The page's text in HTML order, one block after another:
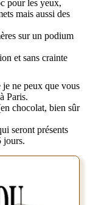
pour les yeux,
mais aussi des
sur un podium
et sans crainte
ne peux que vous
Paris.
chocolat, bien sûr
seront présents
jours.